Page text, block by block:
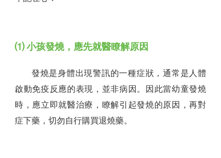
⑴ 小孩發燒，應先就醫瞭解原因
發燒是身體出現警訊的一種症狀，通常是人體
啟動免疫反應的表現，並非病因。因此當幼童發燒
時，應立即就醫治療，瞭解引起發燒的原因，再對
症下藥，切勿自行購買退燒藥。